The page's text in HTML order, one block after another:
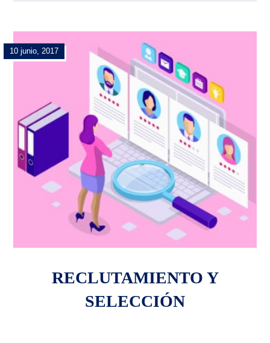
RECLUTAMIENTO Y
SELECCIÓN
10 junio, 2017